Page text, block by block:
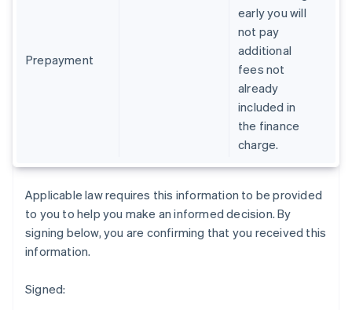
Prepayment
early you will
not pay
additional
fees not
already
included in
the finance
charge.
Applicable law requires this information to be provided
to you to help you make an informed decision. By
signing below, you are confirming that you received this
information.
Signed:
English Svenska
Francia
Gibilterra
Grecia
English
India
Irlanda
Italia